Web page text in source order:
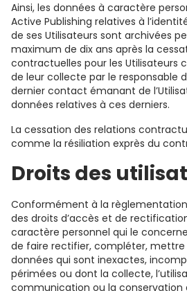
Ainsi, les données à caractère
Active Publishing relatives à
de ses Utilisateurs sont archivées
maximum de dix ans après la
contractuelles pour les Utilisateurs
de leur collecte par le responsable
dernier contact émanant de
données relatives à ces derniers.
La cessation des relations
comme la résiliation exprès du
Droits des
Conformément à la
des droits d’accès et de
caractère personnel qui le
de faire rectifier, compléter,
données qui sont inexactes,
périmées ou dont la collecte,
communication ou la conservation